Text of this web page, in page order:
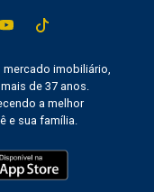
imobiliário,
de 37 anos.
a melhor
e sua família.